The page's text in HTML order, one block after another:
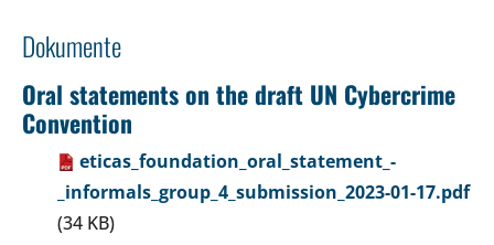
Dokumente
Oral statements on the draft UN Cybercrime
Convention
eticas_foundation_oral_statement_-
_informals_group_4_submission_2023-01-17.pdf
(34 KB)